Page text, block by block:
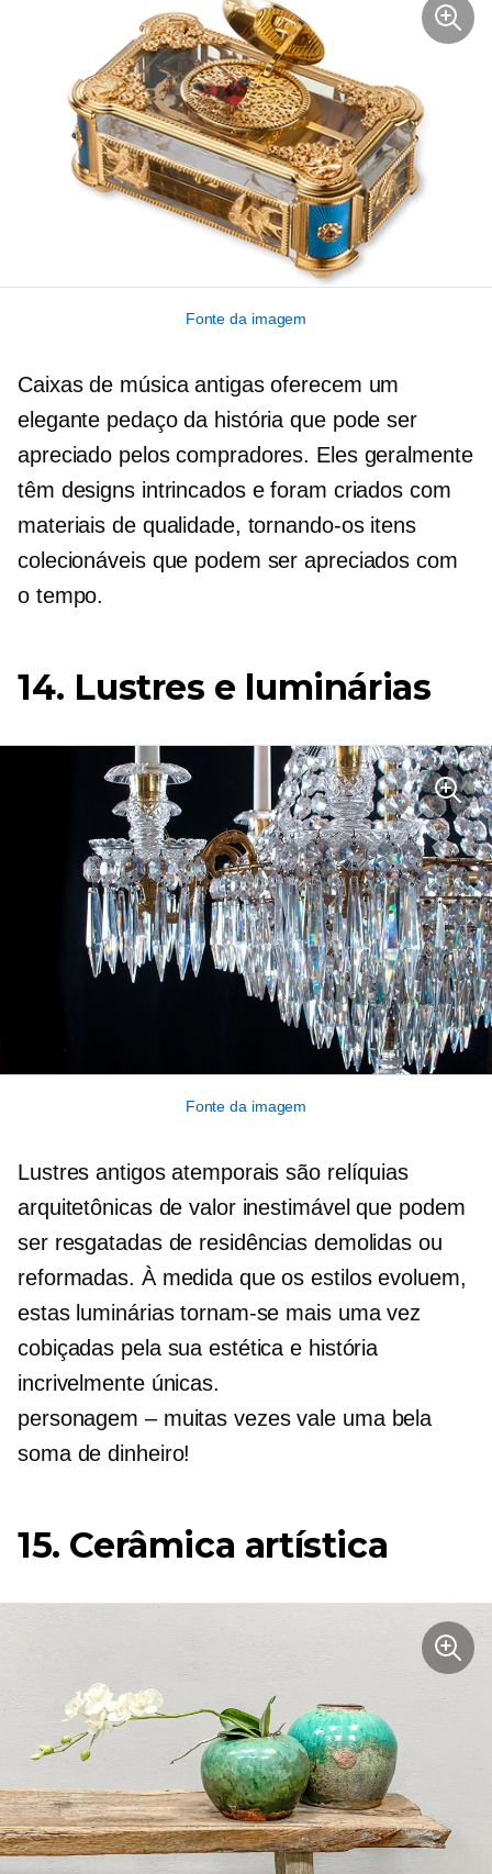
Fonte da imagem
Caixas de música antigas oferecem um
elegante pedaço da história que pode ser
apreciado pelos compradores. Eles geralmente
têm designs intrincados e foram criados com
materiais de qualidade, tornando-os itens
colecionáveis ​​que podem ser apreciados com
o tempo.
14. Lustres e luminárias
Fonte da imagem
Lustres antigos atemporais são relíquias
arquitetônicas de valor inestimável que podem
ser resgatadas de residências demolidas ou
reformadas. À medida que os estilos evoluem,
estas luminárias tornam-se mais uma vez
cobiçadas pela sua estética e história
incrivelmente únicas.
personagem – muitas vezesvale uma bela
soma de dinheiro!
15. Cerâmica artística